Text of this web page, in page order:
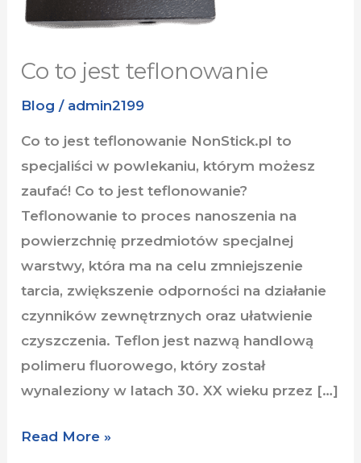
Co to jest teflonowanie
Blog / admin2199
Co to jest teflonowanie NonStick.pl to
specjaliści w powlekaniu, którym możesz
zaufać! Co to jest teflonowanie?
Teflonowanie to proces nanoszenia na
powierzchnię przedmiotów specjalnej
warstwy, która ma na celu zmniejszenie
tarcia, zwiększenie odporności na działanie
czynników zewnętrznych oraz ułatwienie
czyszczenia. Teflon jest nazwą handlową
polimeru fluorowego, który został
wynaleziony w latach 30. XX wieku przez […]
Read More »